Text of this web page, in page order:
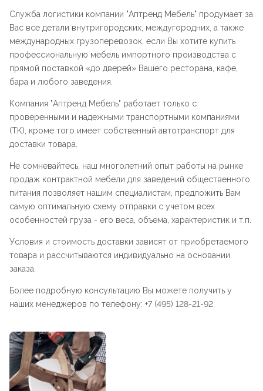
Служба логистики компании "Аптренд Мебель" продумает за
Вас все детали внутригородских, междугородних, а также
международных грузоперевозок, если Вы хотите купить
профессиональную мебель импортного производства с
прямой поставкой «до дверей» Вашего ресторана, кафе,
бара и любого заведения.
Компания "Аптренд Мебель" работает только с
проверенными и надежными транспортными компаниями
(ТК), кроме того имеет собственный автотранспорт для
доставки товара.
Не сомневайтесь, наш многолетний опыт работы на рынке
продаж контрактной мебели для заведений общественного
питания позволяет нашим специалистам, предложить Вам
самую оптимальную схему отправки с учетом всех
особенностей груза - его веса, объема, характеристик и т.п.
Условия и стоимость доставки зависят от приобретаемого
товара и рассчитываются индивидуально на основании
заказа.
Более подробную консультацию Вы можете получить у
наших менеджеров по телефону: +7 (495) 128-21-92.